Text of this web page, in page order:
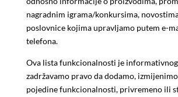
nagradnim igrama/konkursima,
poslovnice kojima upravljamo putem e-
telefona.
Ova lista funkcionalnosti je
zadržavamo pravo da dodamo,
pojedine funkcionalnosti, privremeno ili